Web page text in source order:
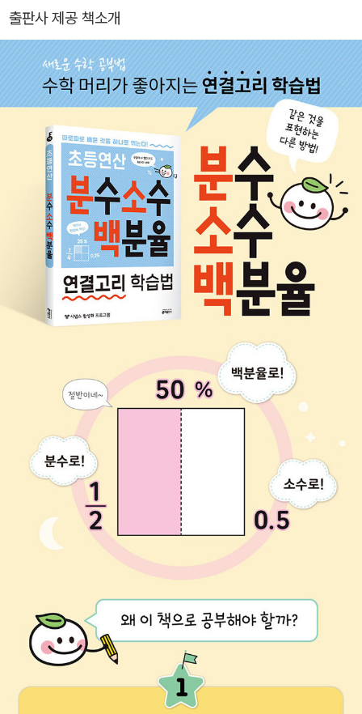
속도 차이는 엄청나죠. 비율에 관한 문제를 풀 때도, 기본적인 것들을
외워두면 연산에 속도가 붙습니다. 문제로 자주 나오는 비율을 분수,
소수, 백분율로 바꾸는 연습을 통해 계산 속도를 높여보세요. 그림을
보고 분수로 쓰고, 그것을 소수로 바꾸고, 다시 백분율로 바꾸며 단계
적으로 연습할 수 있습니다. 모양 바꾸기 특별편에서 충분히 연습해
3. 문장을 식으로 바꿔서 응용문제도 척척!
백분율은 일상생활에서 자주 사용하는 비율로, 실생활 문제와 많이
연결 됩니다. 특히, 농도는 백분율에서 자주 나오는 내용입니다. 그런
데 농도 문제는 제대로 이해하지 않고 공식으로만 풀려고 하면 어려
운 문제가 되지요. 그렇기 때문에 문제 상황을 이해하고, 비율의 기본
적인 개념으로 접근을 해야 합니다. 이 책에서는 같은 형태의 그림으
로 소금물, 물감물, 꿀물 등을 제시하여 농도 문제를 충분히 연습할 수
있습니다. 뿐만 아니라 득표율과 할인율도 비율의 의미로 접근하여
정해진 공식이 아닌, 문장을 식으로 바꾼 뒤 원하는 답을 찾을 수 있도
록 구성하였습니다.
출판사 제공 책소개